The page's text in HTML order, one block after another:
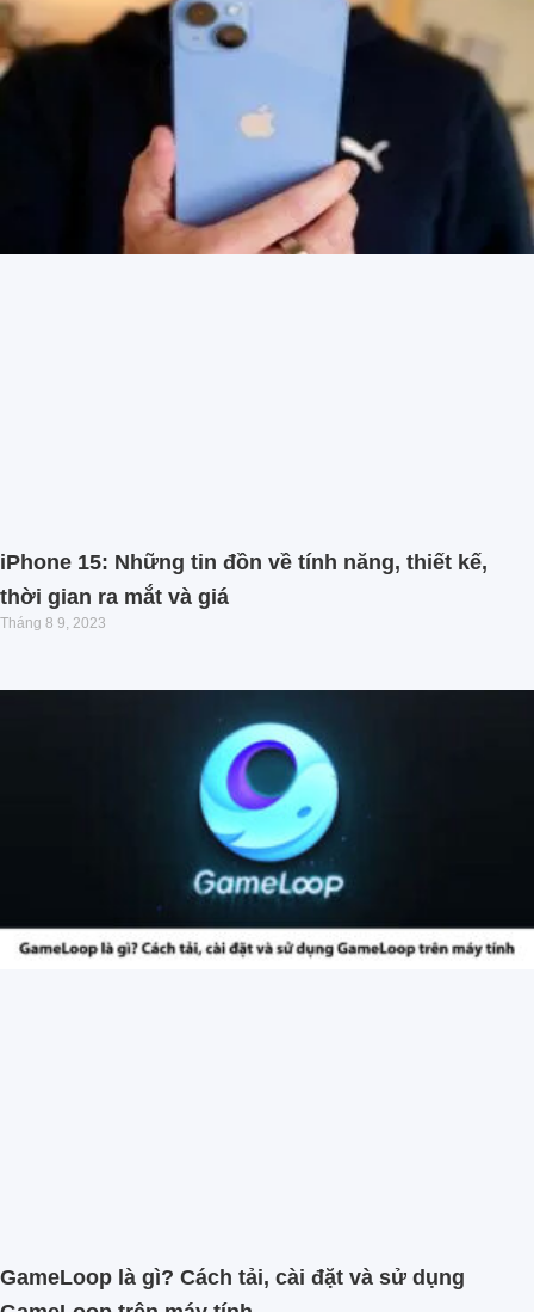
iPhone 15: Những tin đồn về tính năng, thiết kế,
thời gian ra mắt và giá
Tháng 8 9, 2023
GameLoop là gì? Cách tải, cài đặt và sử dụng